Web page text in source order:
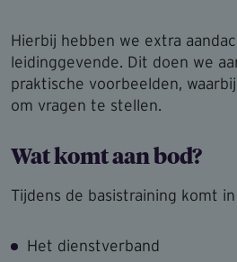
Hierbij hebben we extra
leidinggevende. Dit doen we
praktische voorbeelden,
om vragen te stellen.
Wat komt aan bod?
Tijdens de basistraining komt
Het dienstverband